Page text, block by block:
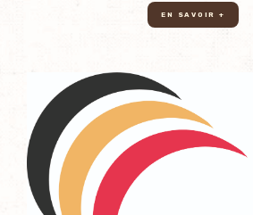
EN SAVOIR +